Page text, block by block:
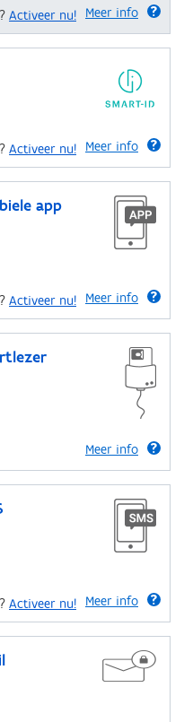
Meer info
Activeer nu!
Meer info
Activeer nu!
app
Meer info
Activeer nu!
Meer info
Meer info
Activeer nu!